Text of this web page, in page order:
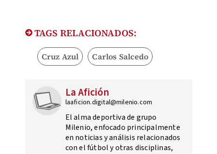
TAGS RELACIONADOS:
Cruz Azul Carlos Salcedo
La Afición
laaficion.digital@milenio.com
El alma deportiva de grupo
Milenio, enfocado principalmente
en noticias y análisis relacionados
con el fútbol y otras disciplinas,